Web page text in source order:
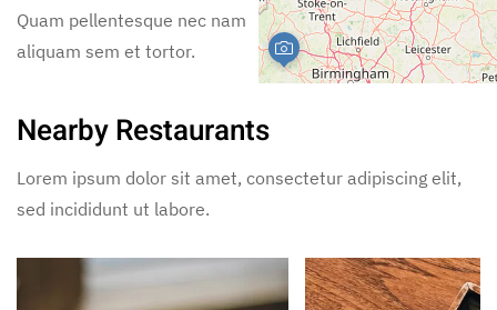
Quam pellentesque nec nam
aliquam sem et tortor.
Quam pellentesque
aliquam sem et tortor.
Nearby Restaurants
Lorem ipsum dolor sit amet, consectetur adipiscing elit,
sed incididunt ut labore.